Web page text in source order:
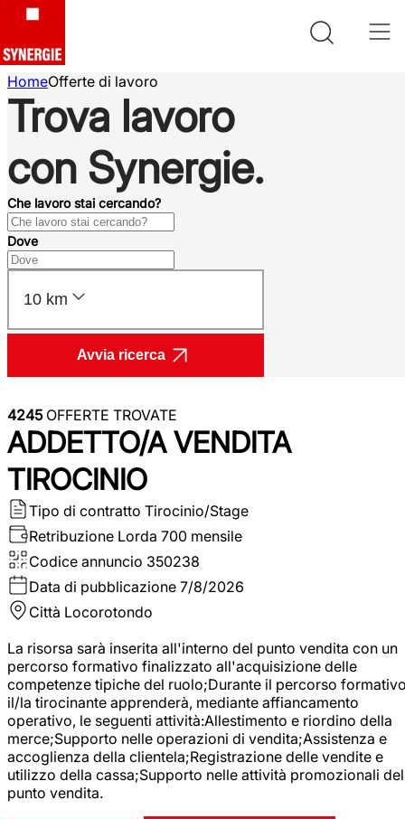
HomeOfferte di lavoro
Trova lavoro
con Synergie.
Che lavoro stai cercando?
Dove
10 km
Avvia ricerca
4245OFFERTE TROVATE
ADDETTO/A VENDITA
TIROCINIO
Tipo di contratto Tirocinio/Stage
Retribuzione Lorda 700 mensile
Codice annuncio 350238
Data di pubblicazione 7/8/2026
Città Locorotondo
La risorsa sarà inserita all'interno del punto vendita con un
percorso formativo finalizzato all'acquisizione delle
competenze tipiche del ruolo;Durante il percorso
il/la tirocinante apprenderà, mediante affiancamento
operativo, le seguenti attività:Allestimento e riordino della
merce;Supporto nelle operazioni di vendita;Assistenza e
accoglienza della clientela;Registrazione delle vendite e
utilizzo della cassa;Supporto nelle attività promozionali del
punto vendita.